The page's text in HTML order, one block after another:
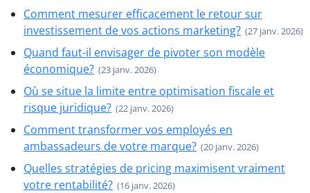
Comment mesurer efficacement le retour sur
investissement de vos actions marketing? (27 janv. 2026)
Quand faut-il envisager de pivoter son modèle
économique? (23 janv. 2026)
Où se situe la limite entre optimisation fiscale et
risque juridique? (22 janv. 2026)
Comment transformer vos employés en
ambassadeurs de votre marque? (20 janv. 2026)
Quelles stratégies de pricing maximisent vraiment
votre rentabilité? (16 janv. 2026)